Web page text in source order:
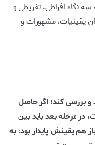
نگاه افراطی، تفریطی و
یقینیات، مشهورات و
و بررسی کند؛ اگر حاصل
در مرحله بعد باید بین
هم یقینش پایدار بود، به